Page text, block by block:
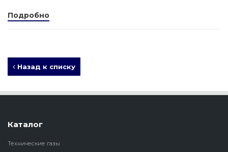
Подробно
Назад к списку
Каталог
Технические газы